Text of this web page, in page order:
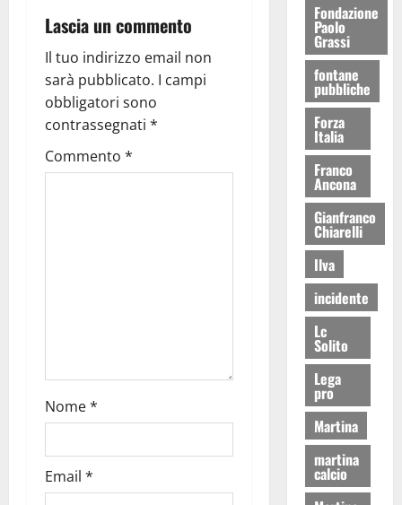
Lascia un commento
Il tuo indirizzo email non
sarà pubblicato. I campi
obbligatori sono
contrassegnati *
Commento *
Nome*
Email *
Fondazione
Paolo
Grassi
fontane
pubbliche
Forza
Italia
Franco
Ancona
Gianfranco
Chiarelli
Ilva
incidente
Lc
Solito
Lega
pro
Martina
martina
calcio